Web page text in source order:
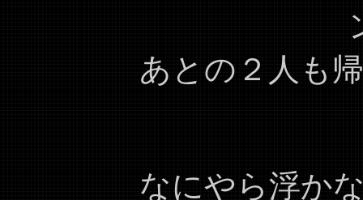
あとの２人も
なにやら浮か